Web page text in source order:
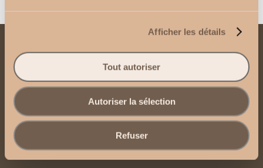
Afficher les détails
Tout autoriser
Autoriser la sélection
Refuser
Contact us
Send us an email
Legal Notice, Terms and Conditions of Use